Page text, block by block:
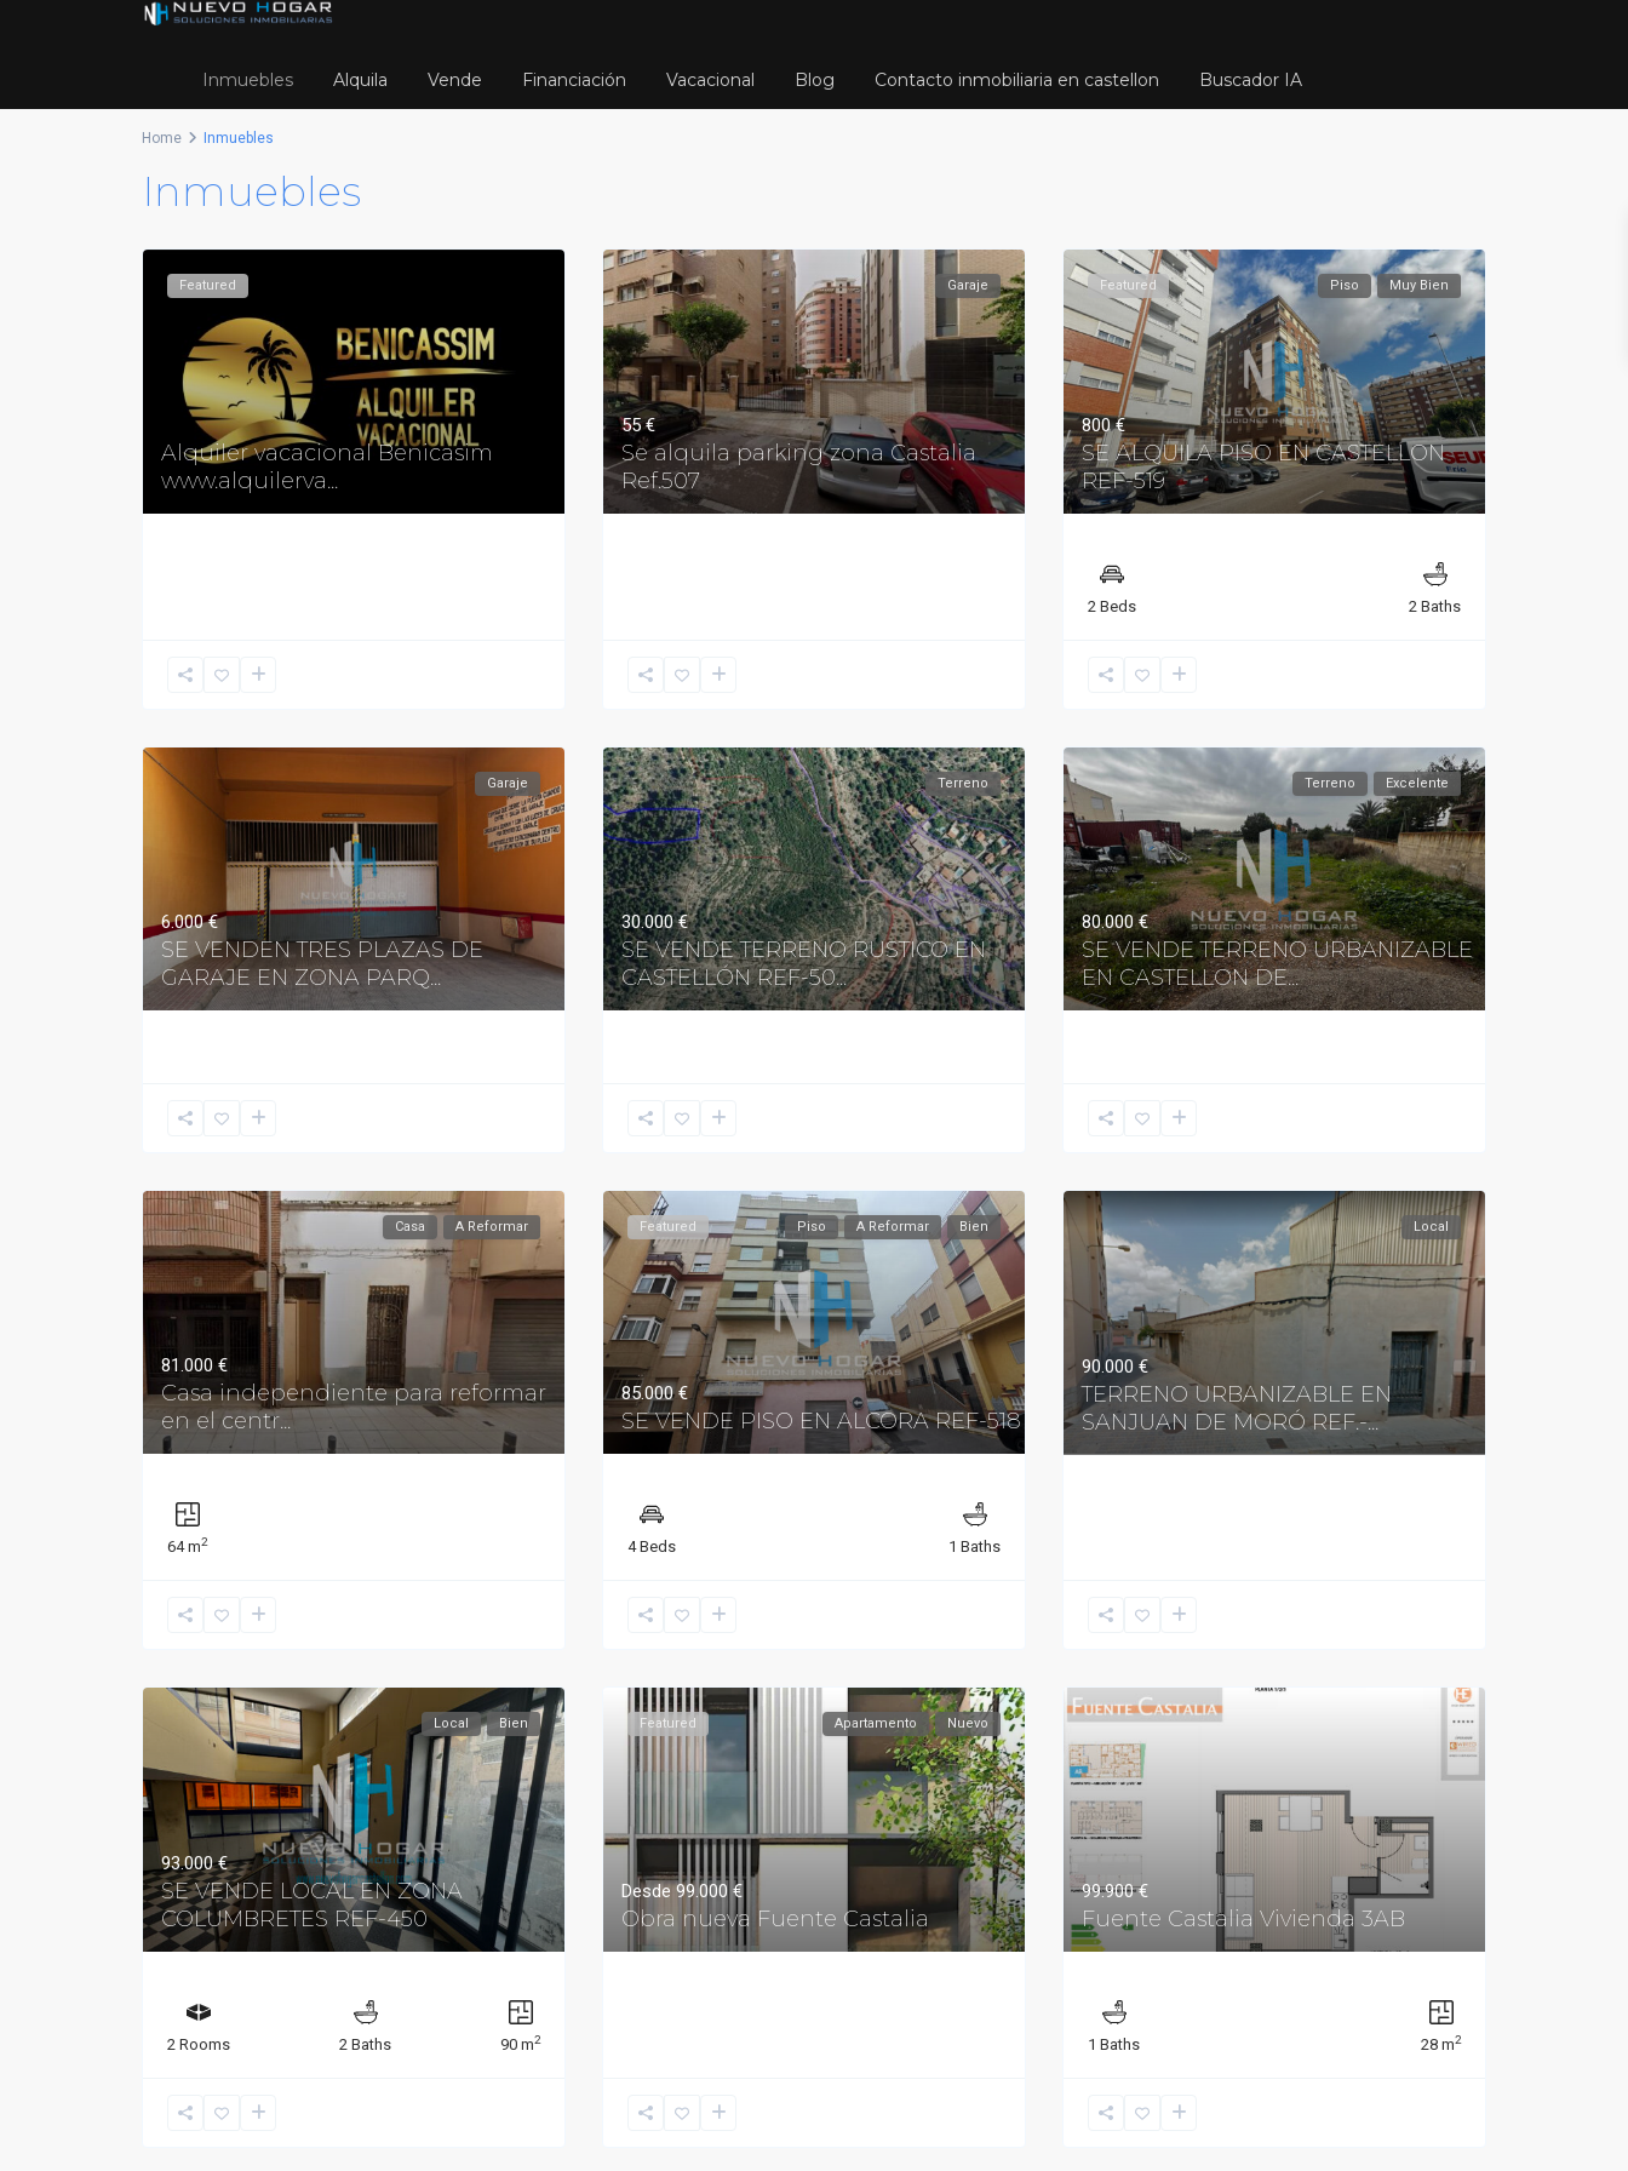
Inmuebles Alquila Vende Financiación Vacacional Blog Contacto inmobiliaria en castellon Buscador IA
Home Inmuebles
Inmuebles
Featured
Alquiler vacacional Benicasim
www.alquilerva...
Garaje
55 €
Se alquila parking zona Castalia
Ref.507
Featured Piso Muy Bien
800 €
SE ALQUILA PISO EN CASTELLON
REF-519
2 Beds 2 Baths
Garaje
6.000 €
SE VENDEN TRES PLAZAS DE
GARAJE EN ZONA PARQ...
Terreno
30.000 €
SE VENDE TERRENO RUSTICO EN
CASTELLÓN REF-50...
Terreno Excelente
80.000 €
SE VENDE TERRENO URBANIZABLE
EN CASTELLON DE...
Casa A Reformar
81.000 €
Casa independiente para reformar
en el centr...
64 m2
Featured Piso A Reformar Bien
85.000 €
SE VENDE PISO EN ALCORA REF-518
4 Beds 1 Baths
Local
90.000 €
TERRENO URBANIZABLE EN
SANJUAN DE MORÓ REF.-...
Local Bien
93.000 €
SE VENDE LOCAL EN ZONA
COLUMBRETES REF-450
2 Rooms 2 Baths 90 m2
Featured Apartamento Nuevo
Desde99.000 €
Obra nueva Fuente Castalia
99.900 €
Fuente Castalia Vivienda 3AB
1 Baths 28 m2